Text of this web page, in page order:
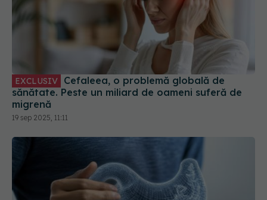
EXCLUSIV
sănătate. Peste un miliard de oameni suferă de
migrenă
19 sep 2025, 11:11